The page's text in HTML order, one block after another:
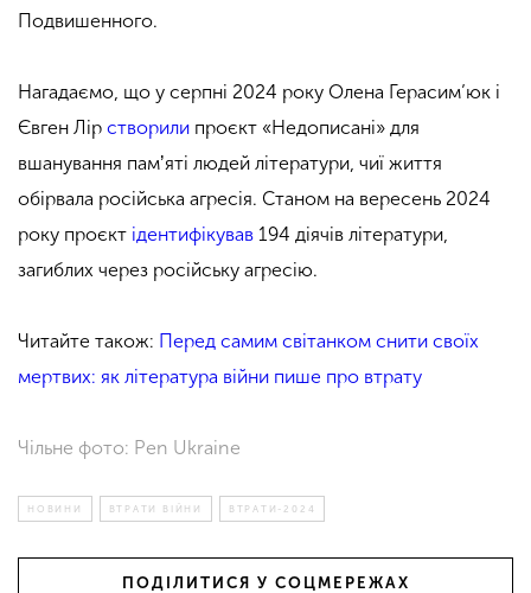
Подвишенного.
Нагадаємо, що у серпні 2024 року Олена Герасим’юк і
Євген Лір створили проєкт «Недописані» для
вшанування памʼяті людей літератури, чиї життя
обірвала російська агресія. Станом на вересень 2024
року проєкт ідентифікував 194 діячів літератури,
загиблих через російську агресію.
Читайте також: Перед самим світанком снити своїх
мертвих: як література війни пише про втрату
Чільне фото: Pen Ukraine
НОВИНИ ВТРАТИ ВІЙНИ ВТРАТИ-2024
ПОДІЛИТИСЯ У СОЦМЕРЕЖАХ